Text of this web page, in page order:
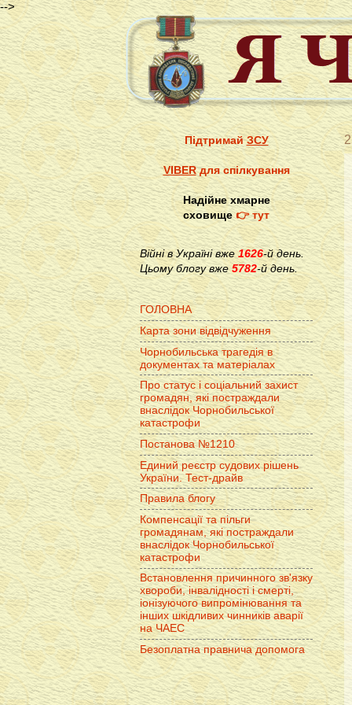
-->
ПідтримайЗСУ
VIBERдля спілкування
Надійне хмарне
сховище👉 тут
Війні в Україні вже1626-й день.
Цьому блогу вже 5782-й день.
ГОЛОВНА
Карта зони відвідчуження
Чорнобильська трагедія в
документах та матеріалах
Про статус і соціальний захист
громадян, які постраждали
внаслідок Чорнобильської
катастрофи
Постанова №1210
Единий реєстр судових рішень
України. Тест-драйв
Правила блогу
Компенсації та пільги
громадянам, які постраждали
внаслідок Чорнобильської
катастрофи
Встановлення причинного зв'язку
хвороби, інвалідності і смерті,
іонізуючого випромінювання та
інших шкідливих чинників аварії
на ЧАЕС
Безоплатна правнича допомога